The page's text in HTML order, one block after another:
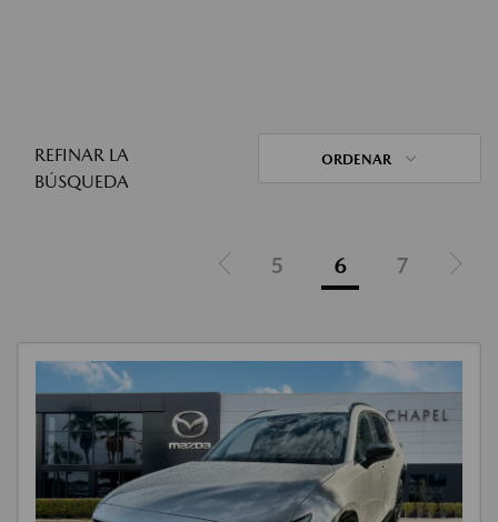
REFINAR LA
BÚSQUEDA
ORDENAR
5 6 7